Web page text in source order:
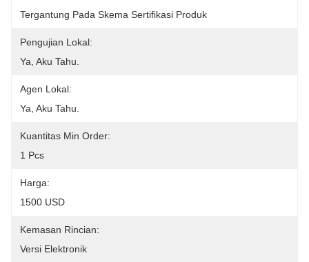
Tergantung Pada Skema Sertifikasi Produk
Pengujian Lokal:
Ya, Aku Tahu.
Agen Lokal:
Ya, Aku Tahu.
Kuantitas Min Order:
1 Pcs
Harga:
1500 USD
Kemasan Rincian:
Versi Elektronik